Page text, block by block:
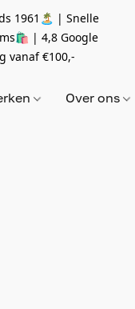
1961🏝 | Snelle
| 4,8 Google
vanaf€100,-
Over ons